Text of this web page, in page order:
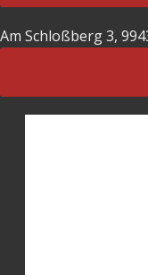
Am Schloßberg 3,